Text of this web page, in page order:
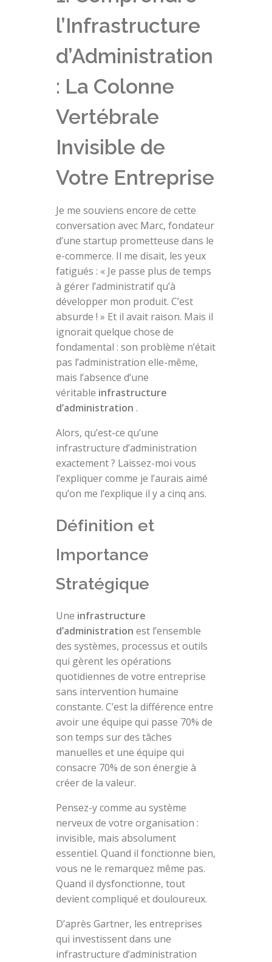
l’Infrastructure
d’Administration
: La Colonne
Vertébrale
Invisible de
Votre Entreprise
Je me souviens encore de cette
conversation avec Marc, fondateur
d’une startup prometteuse dans le
e-commerce. Il me disait, les yeux
fatigués : « Je passe plus de temps
à gérer l’administratif qu’à
développer mon produit. C’est
absurde ! » Et il avait raison. Mais il
ignorait quelque chose de
fondamental : son problème n’était
pas l’administration elle-même,
mais l’absence d’une
véritable infrastructure
d’administration .
Alors, qu’est-ce qu’une
infrastructure d’administration
exactement ? Laissez-moi vous
l’expliquer comme je l’aurais aimé
qu’on me l’explique il y a cinq ans.
Définition et
Importance
Stratégique
Une infrastructure
d’administration est l’ensemble
des systèmes, processus et outils
qui gèrent les opérations
quotidiennes de votre entreprise
sans intervention humaine
constante. C’est la différence entre
avoir une équipe qui passe 70% de
son temps sur des tâches
manuelles et une équipe qui
consacre 70% de son énergie à
créer de la valeur.
Pensez-y comme au système
nerveux de votre organisation :
invisible, mais absolument
essentiel. Quand il fonctionne bien,
vous ne le remarquez même pas.
Quand il dysfonctionne, tout
devient compliqué et douloureux.
D’après Gartner, les entreprises
qui investissent dans une
infrastructure d’administration